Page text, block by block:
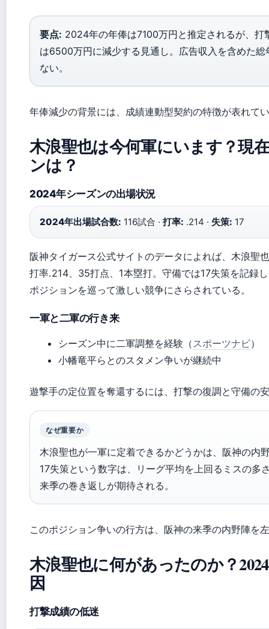
要点: 2024年の年俸は7100万円と推定されるが、
は6500万円に減少する見通し。広告収入を含めた総
ない。
年俸減少の背景には、成績連動型契約の特徴が表れて
木浪聖也は今何軍にいます？現
ンは？
2024年シーズンの出場状況
2024年出場試合数: 116試合 ·打率: .214 · 失策: 17
阪神タイガース公式サイトのデータによれば、木浪聖
打率.214、35打点、1本塁打。守備では17失策を記録
ポジションを巡って激しい競争にさらされている。
一軍と二軍の行き来
シーズン中に二軍調整を経験（ スポーツナビ）
小幡竜平らとのスタメン争いが継続中
遊撃手の定位置を奪還するには、打撃の復調と守備の
なぜ重要か
木浪聖也が一軍に定着できるかどうかは、阪神の内
17失策という数字は、リーグ平均を上回るミスの多
来季の巻き返しが期待される。
このポジション争いの行方は、阪神の来季の内野陣を
木浪聖也に何があったのか？
因
打撃成績の低迷